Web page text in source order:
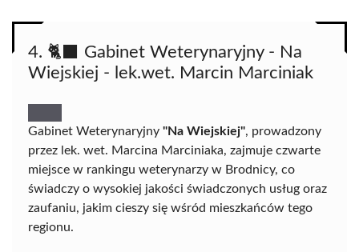
4. 🐈‍⬛ Gabinet Weterynaryjny - Na
Wiejskiej - lek.wet. Marcin Marciniak
Gabinet Weterynaryjny "Na Wiejskiej", prowadzony
przez lek. wet. Marcina Marciniaka, zajmuje czwarte
miejsce w rankingu weterynarzy w Brodnicy, co
świadczy o wysokiej jakości świadczonych usług oraz
zaufaniu, jakim cieszy się wśród mieszkańców tego
regionu.